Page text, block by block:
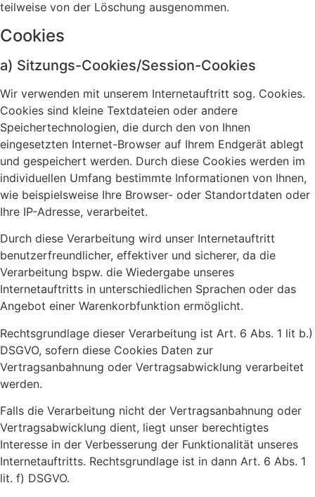
teilweise von der Löschung ausgenommen.
Cookies
a) Sitzungs-Cookies/Session-Cookies
Wir verwenden mit unserem Internetauftritt sog. Cookies.
Cookies sind kleine Textdateien oder andere
Speichertechnologien, die durch den von Ihnen
eingesetzten Internet-Browser auf Ihrem Endgerät ablegt
und gespeichert werden. Durch diese Cookies werden im
individuellen Umfang bestimmte Informationen von Ihnen,
wie beispielsweise Ihre Browser- oder Standortdaten oder
Ihre IP-Adresse, verarbeitet.
Durch diese Verarbeitung wird unser Internetauftritt
benutzerfreundlicher, effektiver und sicherer, da die
Verarbeitung bspw. die Wiedergabe unseres
Internetauftritts in unterschiedlichen Sprachen oder das
Angebot einer Warenkorbfunktion ermöglicht.
Rechtsgrundlage dieser Verarbeitung ist Art. 6 Abs. 1 lit b.)
DSGVO, sofern diese Cookies Daten zur
Vertragsanbahnung oder Vertragsabwicklung verarbeitet
werden.
Falls die Verarbeitung nicht der Vertragsanbahnung oder
Vertragsabwicklung dient, liegt unser berechtigtes
Interesse in der Verbesserung der Funktionalität unseres
Internetauftritts. Rechtsgrundlage ist in dann Art. 6 Abs. 1
lit. f) DSGVO.